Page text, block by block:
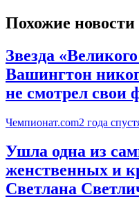
Похожие новости
Звезда
Вашингтон
не смотрел свои
Чемпионат.com2 года
Ушла одна из
женственных и
Светлана